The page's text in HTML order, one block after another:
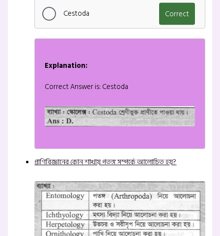
Cestoda Correct
Explanation:
Correct Answer is: Cestoda
প্রাণিবিজ্ঞানের কোন শাখায় পতঙ্গ সম্পর্কে আলোচিত হয়?